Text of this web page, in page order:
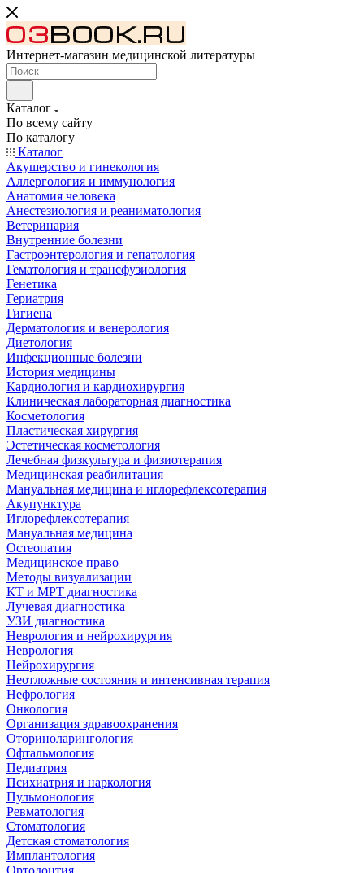
Интернет-магазин медицинской литературы
Каталог
По всему сайту
По каталогу
Каталог
Акушерство и гинекология
Аллергология и иммунология
Анатомия человека
Анестезиология и реаниматология
Ветеринария
Внутренние болезни
Гастроэнтерология и гепатология
Гематология и трансфузиология
Генетика
Гериатрия
Гигиена
Дерматология и венерология
Диетология
Инфекционные болезни
История медицины
Кардиология и кардиохирургия
Клиническая лабораторная диагностика
Косметология
Пластическая хирургия
Эстетическая косметология
Лечебная физкультура и физиотерапия
Медицинская реабилитация
Мануальная медицина и иглорефлексотерапия
Акупунктура
Иглорефлексотерапия
Мануальная медицина
Остеопатия
Медицинское право
Методы визуализации
КТ и МРТ диагностика
Лучевая диагностика
УЗИ диагностика
Неврология и нейрохирургия
Неврология
Нейрохирургия
Неотложные состояния и интенсивная терапия
Нефрология
Онкология
Организация здравоохранения
Оториноларингология
Офтальмология
Педиатрия
Психиатрия и наркология
Пульмонология
Ревматология
Стоматология
Детская стоматология
Имплантология
Ортодонтия